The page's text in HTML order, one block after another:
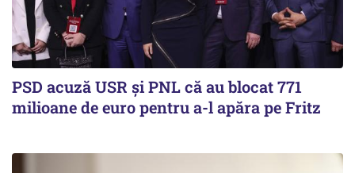
PSD acuză USR și PNL că au blocat 771
milioane de euro pentru a-l apăra pe Fritz